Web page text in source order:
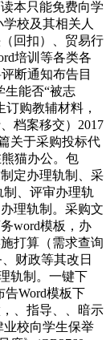
本只能免费向学
校及其相关人
回扣）、贸易行
培训等各类各
断通知布告目
生能否“被志
购教辅材料，
档案移交）2017
关于采购投标代
猫办公。包
定办理轨制、采
、评审办理轨
理轨制。采购文
word模板，办
打算（需求查询
财政等其改日
轨制。一键下
告Word模板下
、指导、、暗示
校向学生保举